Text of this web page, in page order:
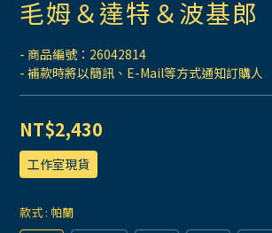
毛姆＆達特＆波基郎
- 商品編號：26042814
- 補款時將以簡訊、E-Mail等方式通知訂購人
NT$2,430
工作室現貨
款式 : 帕蘭